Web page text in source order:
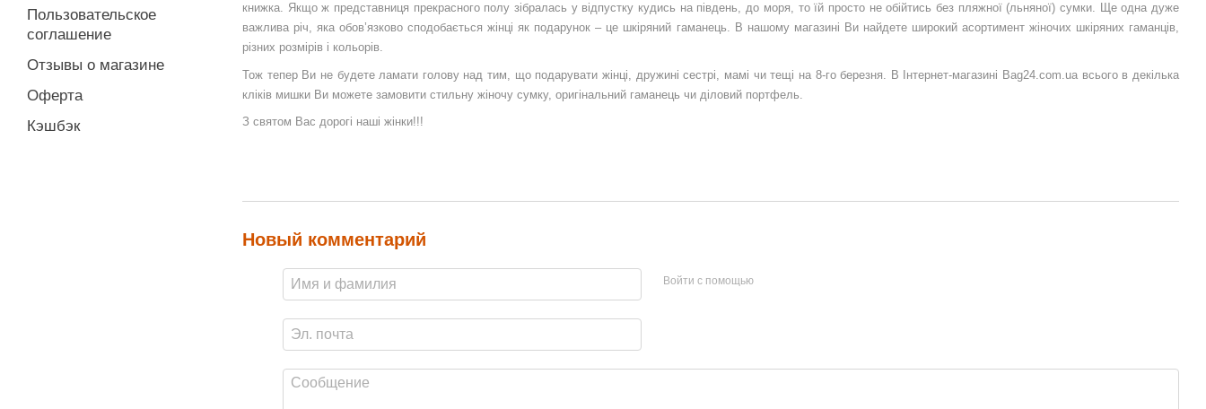
книжка. Якщо ж представниця прекрасного полу зібралась у відпустку кудись на південь, до моря, то їй просто не обійтись без пляжної (льняної) сумки. Ще одна дуже
важлива річ, яка обов’язково сподобається жінці як подарунок – це шкіряний гаманець. В нашому магазині Ви найдете широкий асортимент жіночих шкіряних гаманців,
різних розмірів і кольорів.
Тож тепер Ви не будете ламати голову над тим, що подарувати жінці, дружині сестрі, мамі чи тещі на 8-го березня. В Інтернет-магазині Bag24.com.ua всього в декілька
кліків мишки Ви можете замовити стильну жіночу сумку, оригінальний гаманець чи діловий портфель.
З святом Вас дорогі наші жінки!!!
Новый комментарий
Войти с помощью
Пользовательское
соглашение
Отзывы о магазине
Оферта
Кэшбэк